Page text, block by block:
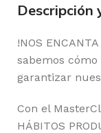
Descripción
!NOS
sabemos
garantizar
Con el
HÁBITOS